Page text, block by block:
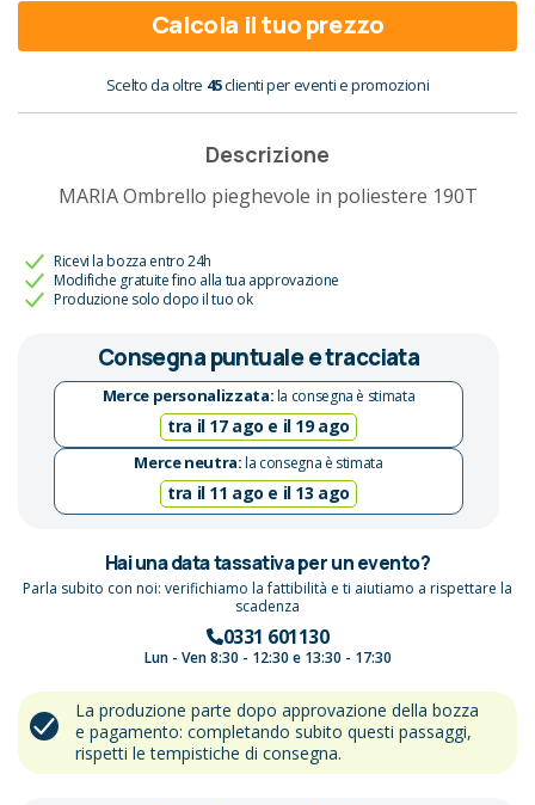
Calcola il tuo prezzo
Scelto da oltre 45clienti per eventi e promozioni
Descrizione
MARIA Ombrello pieghevole in poliestere 190T
Ricevi la bozza entro 24h
Modifiche gratuite fino alla tua approvazione
Produzione solo dopo il tuo ok
Consegna puntuale e tracciata
Merce personalizzata:la consegna è stimata
tra il 17 ago e il 19 ago
Merce neutra:la consegna è stimata
tra il 11 ago e il 13 ago
Hai una data tassativa per un evento?
Parla subito con noi: verifichiamo la fattibilità e ti aiutiamo a rispettare la
scadenza
0331 601130
Lun - Ven 8:30 - 12:30 e 13:30 - 17:30
La produzione parte dopo approvazione della bozza
e pagamento: completando subito questi passaggi,
rispetti le tempistiche di consegna.